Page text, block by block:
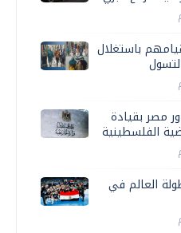
لقيامهم باستغلال
مصر بقيادة
الفلسطينية
العالم في